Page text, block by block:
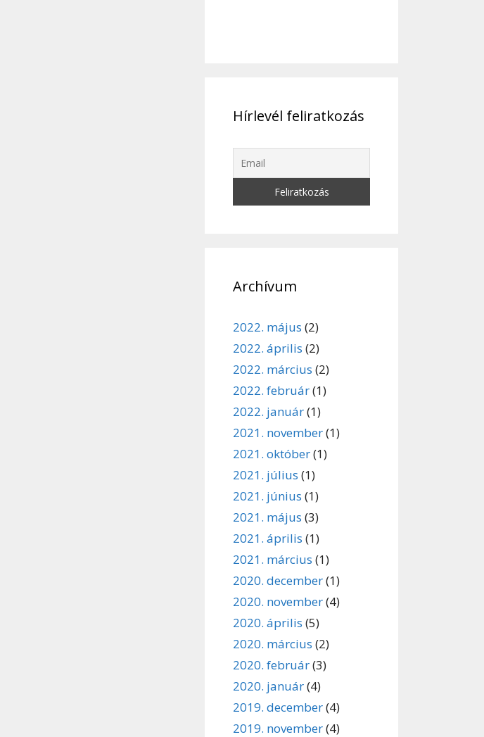
Hírlevél feliratkozás
Archívum
2022. május (2)
2022. április (2)
2022. március (2)
2022. február(1)
2022. január(1)
2021. november(1)
2021. október(1)
2021. július (1)
2021. június (1)
2021. május (3)
2021. április (1)
2021. március (1)
2020. december(1)
2020. november(4)
2020. április (5)
2020. március (2)
2020. február(3)
2020. január(4)
2019. december(4)
2019. november(4)